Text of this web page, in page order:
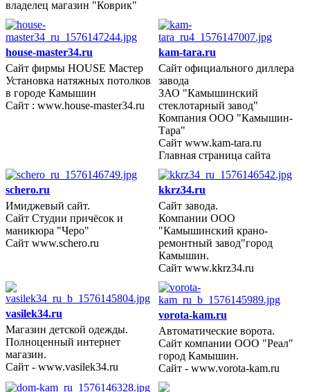
владелец магазин "Коврик"
house-master34.ru
Сайт фирмы HOUSE Мастер
Установка натяжных потолков
в городе Камышин
Сайт : www.house-master34.ru
2010 год
kam-tara.ru
Сайт официального диллера
завода
ЗАО "Камышинский
стеклотарный завод"
Компания ООО "Камышин-
Тара"
Сайт www.kam-tara.ru
Главная страница сайта
schero.ru
Имиджевый сайт.
Сайт Студии причёсок и
маникюра "Черо"
Сайт www.schero.ru
2010 год
kkrz34.ru
Сайт завода.
Компании ООО
"Камышинский крано-
ремонтный завод"город
Камышин.
Сайт www.kkrz34.ru
vasilek34.ru
Магазин детской одежды.
Полноценный интернет
магазин.
Сайт - www.vasilek34.ru
2010 год
vorota-kam.ru
Автоматические ворота.
Сайт компании ООО "Реал"
город Камышин.
Сайт - www.vorota-kam.ru